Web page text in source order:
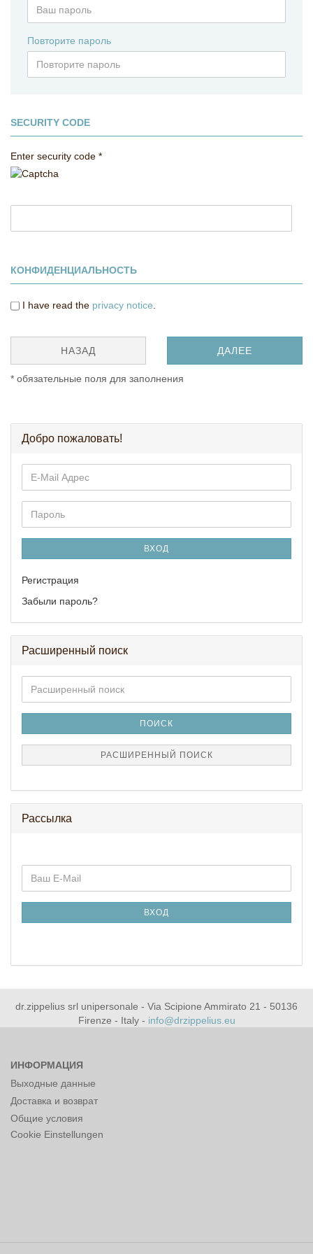
Повторите пароль
SECURITY CODE
Enter security code
КОНФИДЕНЦИАЛЬНОСТЬ
I have read the privacy notice
НАЗАД ДАЛЕЕ
* обязательные поля для заполнения
Добро пожаловать!
E-
Mail
Адрес
Пароль
ВХОД
Регистрация
Забыли пароль?
Расширенный поиск
поиск
ПОИСК
РАСШИРЕННЫЙ ПОИСК
Рассылка
Ваш
E-
ВХОД
dr.zippelius srl unipersonale - Via Scipione Ammirato 21 - 50136
Firenze - Italy - info@drzippelius.eu
ИНФОРМАЦИЯ
Выходные данные
Доставка и возврат
Общие условия
Cookie Einstellungen